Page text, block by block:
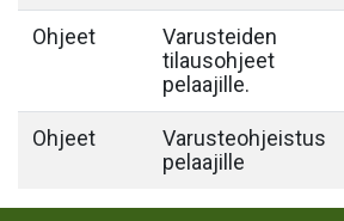
Ohjeet
Varusteiden
tilausohjeet
pelaajille.
Ohjeet
Varusteohjeistus
pelaajille